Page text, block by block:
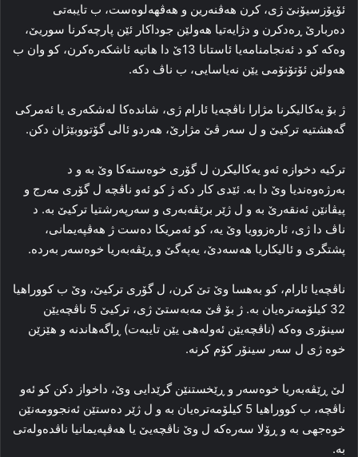
ئۆپۆزسیۆنێ ژی، کرن هه‌ڤنه‌رین و هه‌ڤهه‌لوه‌ست، ب تایبه‌تی
ده‌ربارێ ڕه‌دکرن و دژایه‌تیا هه‌ولێن جوداکار ئێن پارچه‌کرنا سوریێ،
وه‌که‌ کو د ئه‌نجامنامه‌یا ئاستانا 13ێ دا هاتیه‌ ئاشکه‌ره‌کرن، کو وان ب
هه‌ولێن ئۆتۆنۆمی یێن نه‌یاسایی، ب ناڤ دکه‌.
ژ بۆ یه‌کالیکرنا مژارا ناڤچه‌یا ئارام ژی، شانده‌کا له‌شکه‌ری یا ئه‌مرکی
گەهشتیه‌ ترکیێ و ل سه‌ر ڤێ مژارێ، هه‌ردو ئالی گۆتووبێژان دکن.
ترکیه‌ دخوازه‌ ئه‌و یه‌کالیکرن ل گۆری خوه‌سته‌کا وێ به‌ و د
به‌رژه‌وه‌ندیا وێ دا به‌. ئێدی کار دکه‌ ژ کو ئه‌و ناڤچه‌ ل گۆری مه‌رج و
پیڤانێن ئه‌نقه‌رێ به‌ و ل ژێر برێڤه‌به‌ری و سه‌رپه‌رشتیا ترکیێ به‌. د
ناڤ دا ژی، ئاره‌زوویا وێ یه‌، کو ئه‌مریکا ده‌ست ژ هه‌ڤپه‌یمانی،
پشتگری و ئالیکاریا هەسەدێ، یەپەگێ و ڕێڤه‌به‌ریا خوه‌سه‌ر به‌رده‌.
ناڤچه‌یا ئارام، کو به‌هسا وێ تێ کرن، ل گۆری ترکیێ، وێ ب کووراهیا
32 کیلۆمه‌تره‌یان به‌. ژ بۆ ڤێ مه‌به‌ستێ ژی، ترکیێ 5 ناڤچه‌یێن
سینۆری وه‌که‌ (ناڤچه‌یێن ئه‌وله‌هی یێن تایبه‌ت) ڕاگەهاندنه‌ و هێزێن
خوه‌ ژی ل سه‌ر سینۆر کۆم کرنه‌.
لێ ڕێڤه‌به‌ریا خوه‌سه‌ر و ڕێخستنێن گرێدایی وێ، داخواز دکن کو ئه‌و
ناڤچه‌، ب کووراهیا 5 کیلۆمه‌تره‌یان به‌ و ل ژێر ده‌ستێن ئه‌نجوومه‌نێن
خوه‌جهی به‌ و ڕۆلا سه‌ره‌که‌ ل وێ ناڤچه‌یێ یا هه‌ڤپه‌یمانیا ناڤده‌وله‌تی
به‌.